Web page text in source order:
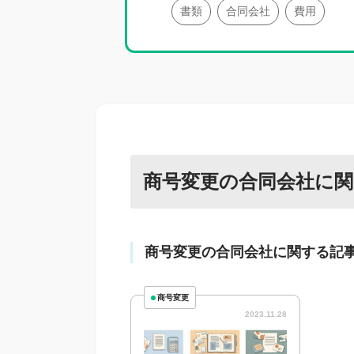
書類 合同会社 費用
商号変更の合同会社に
商号変更の合同会社に関する記
商号変更
2023.11.28